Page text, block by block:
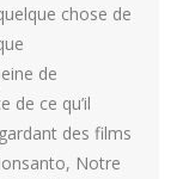
chose de
de
de ce qu’il
des films
Notre